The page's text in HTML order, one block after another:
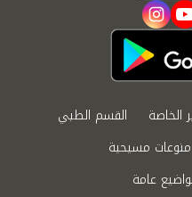
youtube
instagram
الخاصة
القسم الطبي
منوعات مسيحية
عامة